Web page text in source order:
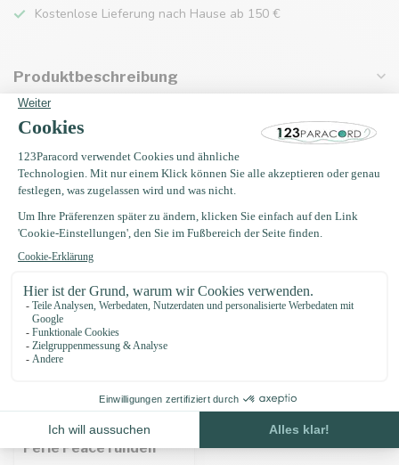
Kostenlose Lieferung nach Hause ab 150 €
Produktbeschreibung
Eigenschaften
Perle Peace runden